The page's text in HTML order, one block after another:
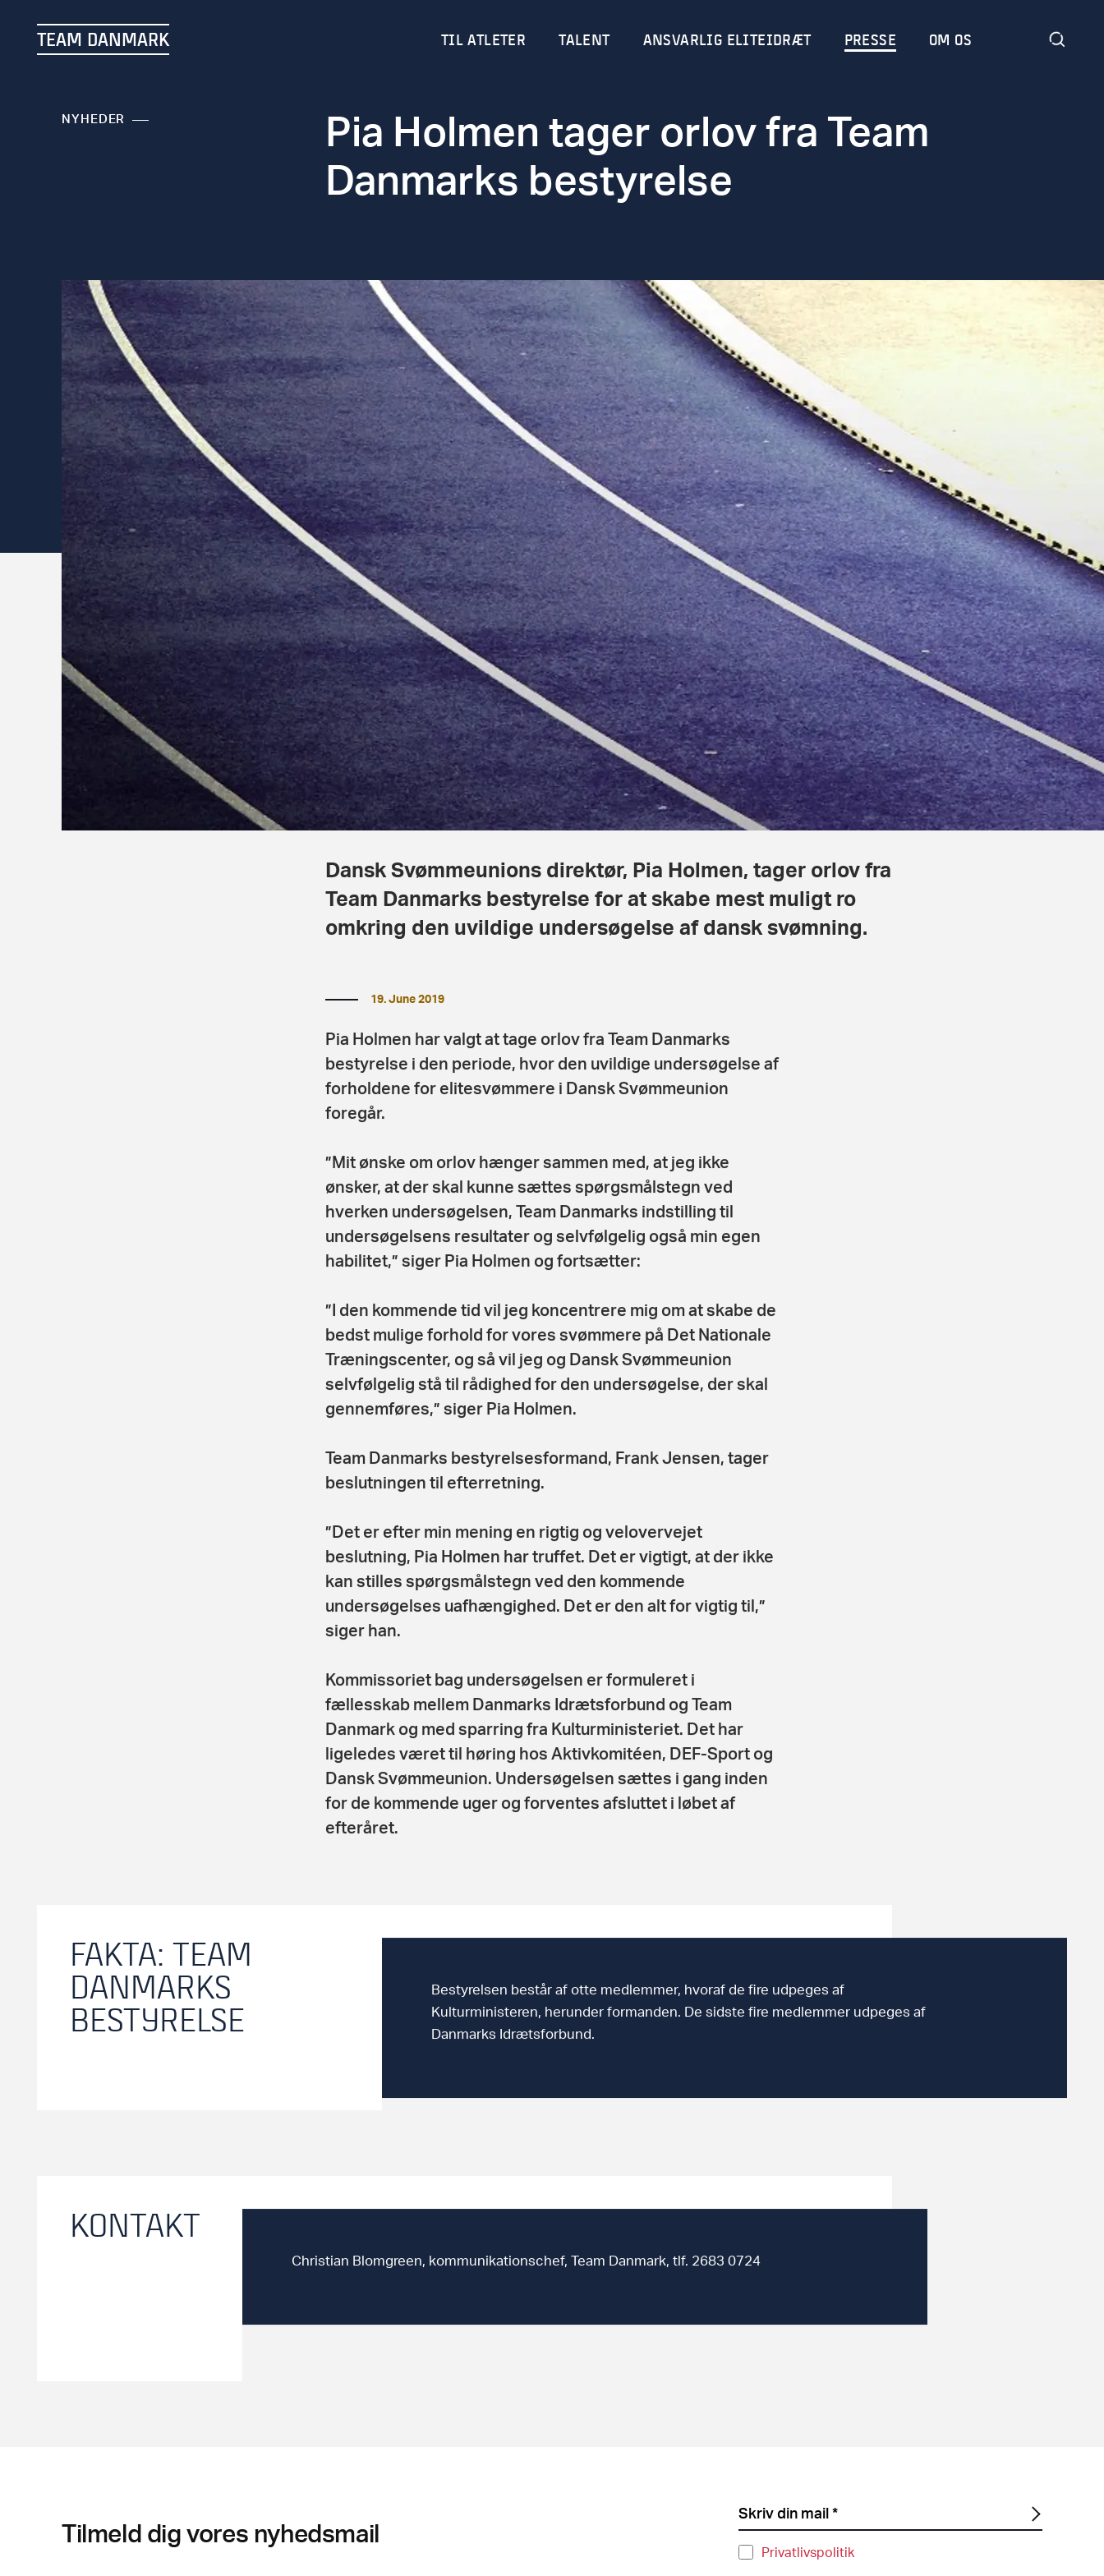
TEAM DANMARK TIL ATLETER TALENT ANSVARLIG ELITEIDRÆT PRESSE OM OS
NYHEDER
Pia Holmen tager orlov fra Team
Danmarks bestyrelse
Dansk Svømmeunions direktør, Pia Holmen, tager orlov fra
Team Danmarks bestyrelse for at skabe mest muligt ro
omkring den uvildige undersøgelse af dansk svømning.
19. June 2019
Pia Holmen har valgt at tage orlov fra Team Danmarks
bestyrelse i den periode, hvor den uvildige undersøgelse af
forholdene for elitesvømmere i Dansk Svømmeunion
foregår.
”Mit ønske om orlov hænger sammen med, at jeg ikke
ønsker, at der skal kunne sættes spørgsmålstegn ved
hverken undersøgelsen, Team Danmarks indstilling til
undersøgelsens resultater og selvfølgelig også min egen
habilitet,” siger Pia Holmen og fortsætter:
”I den kommende tid vil jeg koncentrere mig om at skabe de
bedst mulige forhold for vores svømmere på Det Nationale
Træningscenter, og så vil jeg og Dansk Svømmeunion
selvfølgelig stå til rådighed for den undersøgelse, der skal
gennemføres,” siger Pia Holmen.
Team Danmarks bestyrelsesformand, Frank Jensen, tager
beslutningen til efterretning.
”Det er efter min mening en rigtig og velovervejet
beslutning, Pia Holmen har truffet. Det er vigtigt, at der ikke
kan stilles spørgsmålstegn ved den kommende
undersøgelses uafhængighed. Det er den alt for vigtig til,”
siger han.
Kommissoriet bag undersøgelsen er formuleret i
fællesskab mellem Danmarks Idrætsforbund og Team
Danmark og med sparring fra Kulturministeriet. Det har
ligeledes været til høring hos Aktivkomitéen, DEF-Sport og
Dansk Svømmeunion. Undersøgelsen sættes i gang inden
for de kommende uger og forventes afsluttet i løbet af
efteråret.
FAKTA: TEAM
DANMARKS
BESTYRELSE
Bestyrelsen består af otte medlemmer, hvoraf de fire udpeges af
Kulturministeren, herunder formanden. De sidste fire medlemmer udpeges af
Danmarks Idrætsforbund.
KONTAKT
Christian Blomgreen, kommunikationschef, Team Danmark, tlf. 2683 0724
Tilmeld dig vores nyhedsmail
Privatlivspolitik